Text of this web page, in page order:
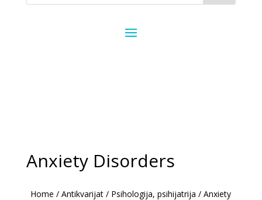
Anxiety Disorders
Home /Antikvarijat / Psihologija, psihijatrija /Anxiety